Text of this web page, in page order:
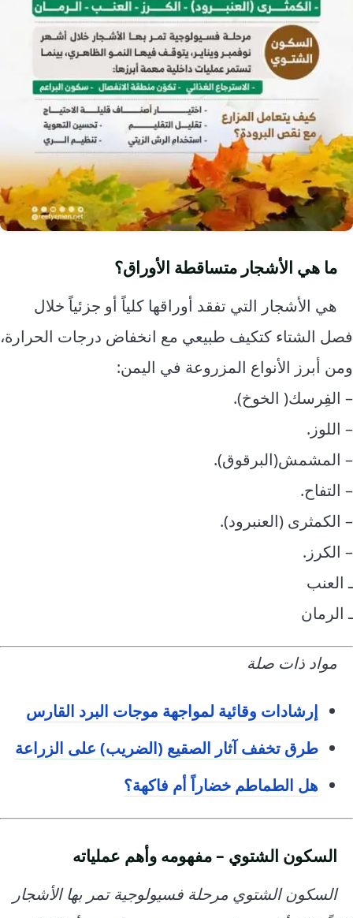
ما هي الأشجار متساقطة الأوراق؟
هي الأشجار التي تفقد أوراقها كلياً أو جزئياً خلال
فصل الشتاء كتكيف طبيعي مع انخفاض درجات الحرارة،
ومن أبرز الأنواع المزروعة في اليمن:
– الفِرسك( الخوخ).
– اللوز.
– المشمش(البرقوق).
– التفاح.
– الكمثرى (العنبرود).
– الكرز.
ـ العنب
ـ الرمان
مواد ذات صلة
إرشادات وقائية لمواجهة موجات البرد القارس
طرق تخفف آثار الصقيع (الضريب) على الزراعة
هل الطماطم خضاراً أم فاكهة؟
السكون الشتوي – مفهومه وأهم عملياته
السكون الشتوي مرحلة فسيولوجية تمر بها الأشجار